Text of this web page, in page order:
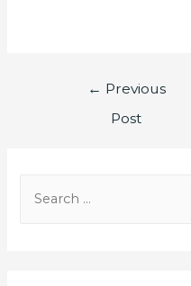
← Previous
Post